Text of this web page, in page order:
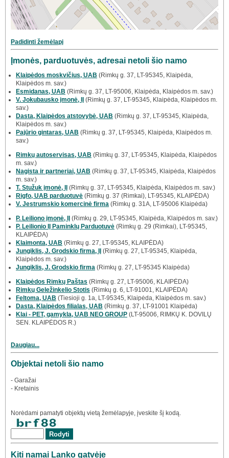
Padidinti žemėlapį
Įmonės, parduotuvės, adresai netoli šio namo
Klaipėdos moskvičius, UAB (Rimkų g. 37, LT-95345, Klaipėda,
Klaipėdos m. sav.)
Esmidanas, UAB (Rimkų g. 37, LT-95006, Klaipėda, Klaipėdos m. sav.)
V. Jokubausko įmonė, IĮ
(Rimkų g. 37, LT-95345, Klaipėda, Klaipėdos m.
sav.)
Dasta, Klaipėdos atstovybė, UAB (Rimkų g. 37, LT-95345, Klaipėda,
Klaipėdos m. sav.)
Pajūrio gintaras, UAB (Rimkų g. 37, LT-95345, Klaipėda, Klaipėdos m.
sav.)
Rimkų autoservisas, UAB (Rimkų g. 37, LT-95345, Klaipėda, Klaipėdos
m. sav.)
Nagista ir partneriai, UAB (Rimkų g. 37, LT-95345, Klaipėda, Klaipėdos
m. sav.)
T. Stužuk įmonė, IĮ
(Rimkų g. 37, LT-95345, Klaipėda, Klaipėdos m. sav.)
Rigfo, UAB parduotuvė (Rimkų g. 37 (Rimkai), LT-95345, KLAIPĖDA)
V. Jestrumskio komercinė firma (Rimkų g. 31A, LT-95006 Klaipėda)
P. Leiliono įmonė, IĮ
(Rimkų g. 29, LT-95345, Klaipėda, Klaipėdos m. sav.)
P. Leilionio IĮ Paminklų Parduotuvė (Rimkų g. 29 (Rimkai), LT-95345,
KLAIPĖDA)
Klaimonta, UAB (Rimkų g. 27, LT-95345, KLAIPĖDA)
Jungiklis, J. Grodskio firma, IĮ
(Rimkų g. 27, LT-95345, Klaipėda,
Klaipėdos m. sav.)
Jungiklis, J. Grodskio firma (Rimkų g. 27, LT-95345 Klaipėda)
Klaipėdos Rimkų Paštas (Rimkų g. 27, LT-95006, KLAIPĖDA)
Rimkų Geležinkelio Stotis (Rimkų g. 6, LT-91001, KLAIPĖDA)
Feltoma, UAB (Tiesioji g. 1a, LT-95345, Klaipėda, Klaipėdos m. sav.)
Dasta, Klaipėdos filialas, UAB (Rimkų g. 37, LT-91001 Klaipėda)
Klai - PET, gamykla, UAB NEO GROUP (LT-95006, RIMKŲ K. DOVILŲ
SEN. KLAIPĖDOS R.)
Daugiau...
Objektai netoli šio namo
- Garažai
- Kretainis
Norėdami pamatyti objektų vietą žemėlapyje, įveskite šį kodą.
Kiti namai Lanko gatvėje